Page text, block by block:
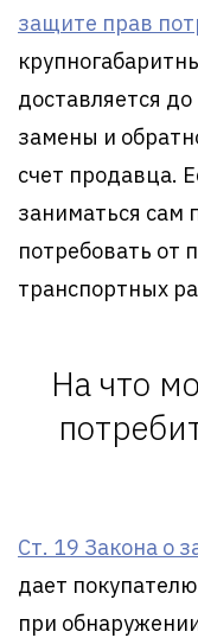
защите прав
доставляется
замены и
счет продавца.
заниматься сам
потребовать от
транспортных
На что
Ст. 19 Закона о
дает
при